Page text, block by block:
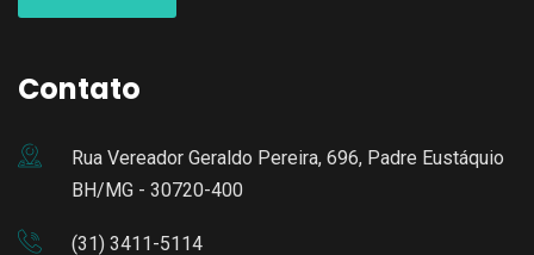
Contato
Rua Vereador Geraldo Pereira, 696, Padre Eustáquio
BH/MG - 30720-400
(31) 3411-5114